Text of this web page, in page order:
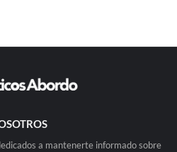
a mantenerte informado sobre